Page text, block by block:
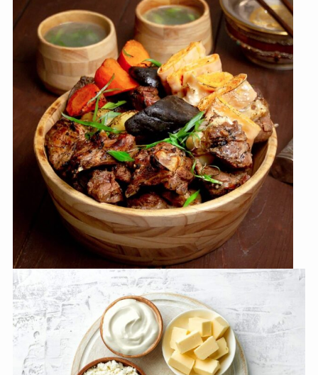
空港送迎
サービス
観光案内
モンゴルどんな国？
モンゴル料理？
体験者の声
利用方法
お申込みの流れ
ツアー
カート